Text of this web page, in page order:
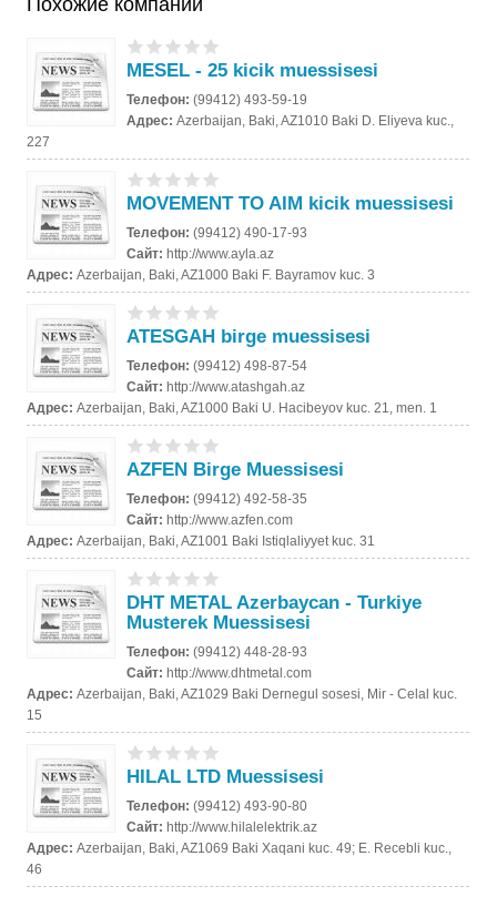
MESEL - 25 kicik muessisesi
Телефон:(99412) 493-59-19
Адрес:Azerbaijan, Baki, AZ1010 Baki D. Eliyeva kuc.,
227
MOVEMENT TO AIM kicik muessisesi
Телефон:(99412) 490-17-93
Сайт:http://www.ayla.az
Адрес:Azerbaijan, Baki, AZ1000 Baki F. Bayramov kuc. 3
ATESGAH birge muessisesi
Телефон:(99412) 498-87-54
Сайт:http://www.atashgah.az
Адрес:Azerbaijan, Baki, AZ1000 Baki U. Hacibeyov kuc. 21, men. 1
AZFEN Birge Muessisesi
Телефон:(99412) 492-58-35
Сайт:http://www.azfen.com
Адрес:Azerbaijan, Baki, AZ1001 Baki Istiqlaliyyet kuc. 31
DHT METAL Azerbaycan - Turkiye
Musterek Muessisesi
Телефон:(99412) 448-28-93
Сайт:http://www.dhtmetal.com
Адрес:Azerbaijan, Baki, AZ1029 Baki Dernegul sosesi, Mir - Celal kuc.
15
HILAL LTD Muessisesi
Телефон:(99412) 493-90-80
Сайт:http://www.hilalelektrik.az
Адрес:Azerbaijan, Baki, AZ1069 Baki Xaqani kuc. 49; E. Recebli kuc.,
46